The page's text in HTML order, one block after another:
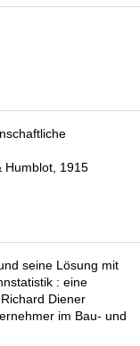
Humblot, 1915
seine Lösung mit
: eine
Diener
im Bau- und